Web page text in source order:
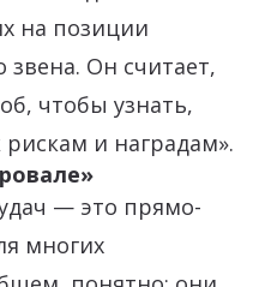
на позиции
звена. Он считает,
чтобы узнать,
рискам и наградам».
— это прямо-
многих